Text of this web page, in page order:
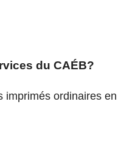
du CAÉB?
ordinaires